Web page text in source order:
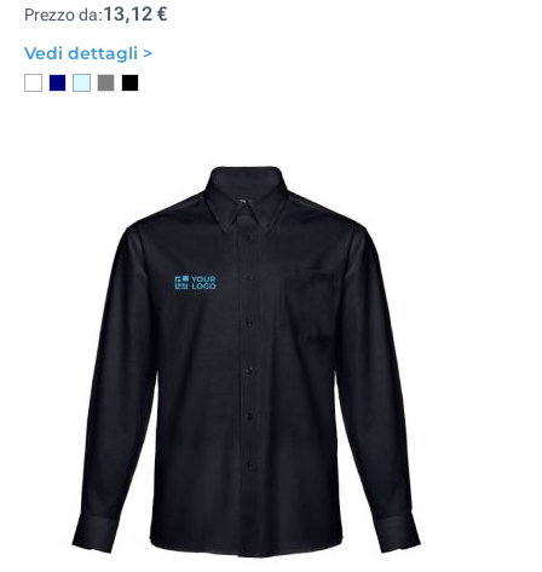
Prezzo da:13,12 €
Vedi dettagli >